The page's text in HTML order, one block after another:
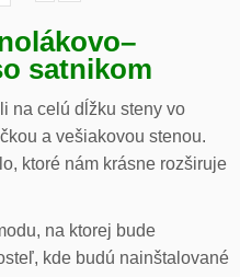
–
satnikom
na celú dĺžku steny vo
a vešiakovou stenou.
ktoré nám krásne rozširuje
na ktorej bude
kde budú nainštalované